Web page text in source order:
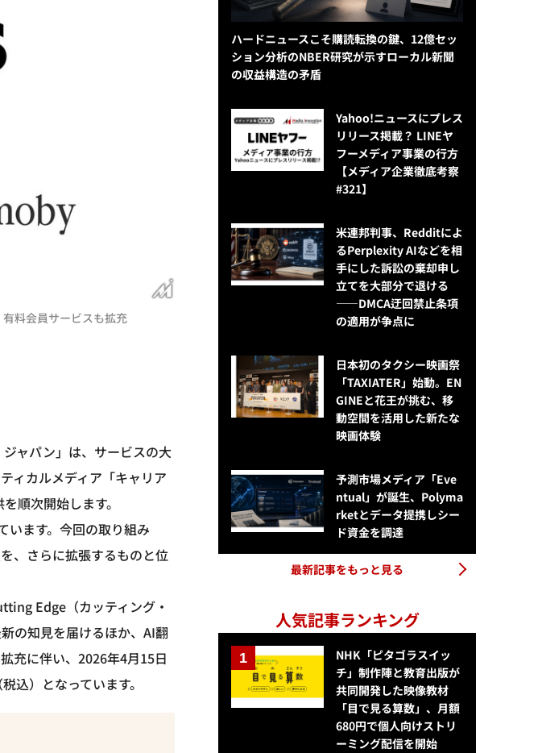
料会員サービスも拡充
ャパン」は、サービスの大
ィカルメディア「キャリア
順次開始します。
います。今回の取り組み
、さらに拡張するものと位
Edge（カッティング・
の知見を届けるほか、AI翻
充に伴い、2026年4月15日
込）となっています。
ハードニュースこそ購読転換の鍵、12億セッ
ション分析のNBER研究が示すローカル新聞
の収益構造の矛盾
Yahoo!ニュースにプレス
リリース掲載？ LINEヤ
フーメディア事業の行方
【メディア企業徹底考察
#321】
米連邦判事、Redditによ
るPerplexity AIなどを相
手にした訴訟の棄却申し
立てを大部分で退ける
——DMCA迂回禁止条項
の適用が争点に
日本初のタクシー映画祭
「TAXIATER」始動。EN
GINEと花王が挑む、移
動空間を活用した新たな
映画体験
予測市場メディア「Eve
ntual」が誕生、Polyma
rketとデータ提携しシー
ド資金を調達
最新記事をもっと見る
人気記事ランキング
NHK「ピタゴラスイッ
チ」制作陣と教育出版が
共同開発した映像教材
「目で見る算数」、月額
680円で個人向けストリ
ーミング配信を開始